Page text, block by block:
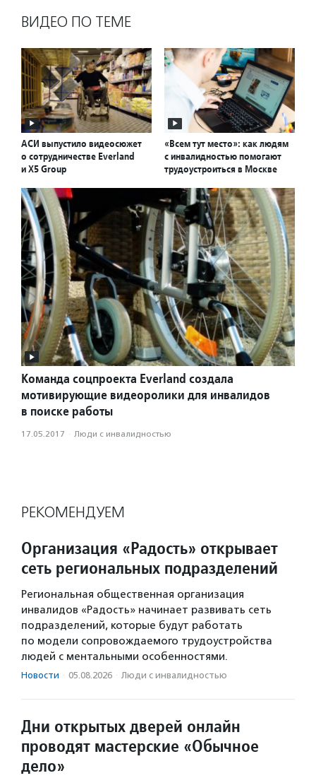
ВИДЕО ПО ТЕМЕ
АСИ выпустило видеосюжет
о сотрудничестве Everland
и X5 Group
«Всем тут место»: как людям
с инвалидностью помогают
трудоустроиться в Москве
Команда соцпроекта Everland создала
мотивирующие видеоролики для инвалидов
в поиске работы
17.05.2017 · Люди с инвалидностью
РЕКОМЕНДУЕМ
Организация «Радость» открывает
сеть региональных подразделений
Региональная общественная организация
инвалидов «Радость» начинает развивать сеть
подразделений, которые будут работать
по модели сопровождаемого трудоустройства
людей с ментальными особенностями.
Новости · 05.08.2026 · Люди с инвалидностью
Дни открытых дверей онлайн
проводят мастерские «Обычное
дело»